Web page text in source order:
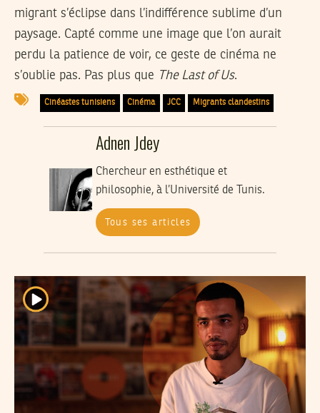
migrant s’éclipse dans l’indifférence sublime d’un
paysage. Capté comme une image que l’on aurait
perdu la patience de voir, ce geste de cinéma ne
s’oublie pas. Pas plus que The Last of Us.
Cinéastes tunisiens Cinéma JCC Migrants clandestins
Adnen Jdey
Chercheur en esthétique et
philosophie, à l’Université de Tunis.
Tous ses articles